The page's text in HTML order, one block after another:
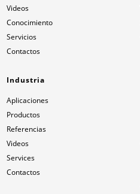
Videos
Conocimiento
Servicios
Contactos
Industria
Aplicaciones
Productos
Referencias
Videos
Services
Contactos